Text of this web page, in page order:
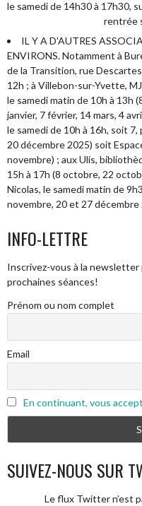
le samedi de 14h30 à 17h30,
rentrée
IL Y A D'AUTRES
ENVIRONS. Notamment à
de la Transition, rue
12h ; à Villebon-sur-Yvette,
le samedi matin de 10h à 13h
janvier, 7 février, 14 mars, 4
le samedi de 10h à 16h, soit
20 décembre 2025) soit
novembre) ; aux Ulis,
15h à 17h (8 octobre, 22
Nicolas, le samedi matin de
novembre, 20 et 27 décembre
INFO-LETTRE
Inscrivez-vous à la
prochaines séances!
Prénom ou nom complet
Email
En continuant, vous
SUIVEZ-NOUS SUR
Le flux Twitter n’est